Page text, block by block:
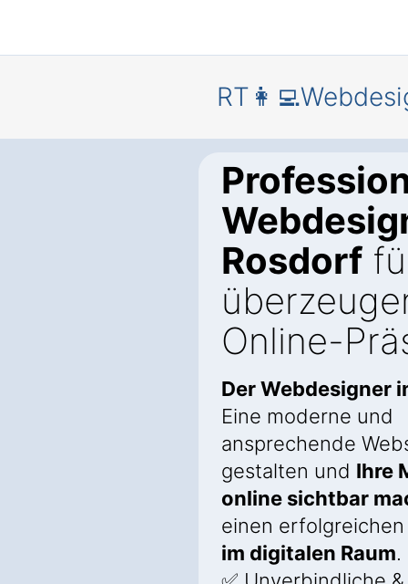
Rosdorf
Online-
Der Webdesigner
Eine moderne und
ansprechende
gestalten und Ihre
online sichtbar
einen
im digitalen Raum.